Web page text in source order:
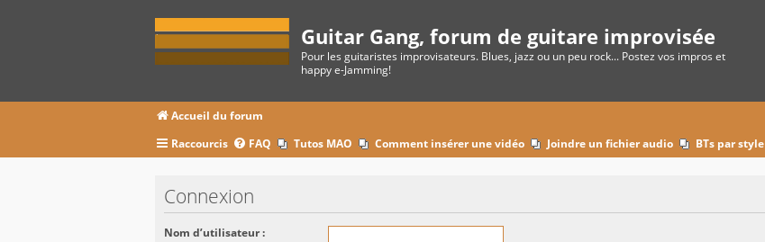
Guitar Gang, forum de guitare improvisée
Pour les guitaristes improvisateurs. Blues, jazz ou un peu rock... Postez vos impros et
happy e-Jamming!
Accueil du forum
Raccourcis
FAQ Tutos MAO Comment insérer une vidéo Joindre un fichier audio BTs par style
Connexion
Nom d’utilisateur :